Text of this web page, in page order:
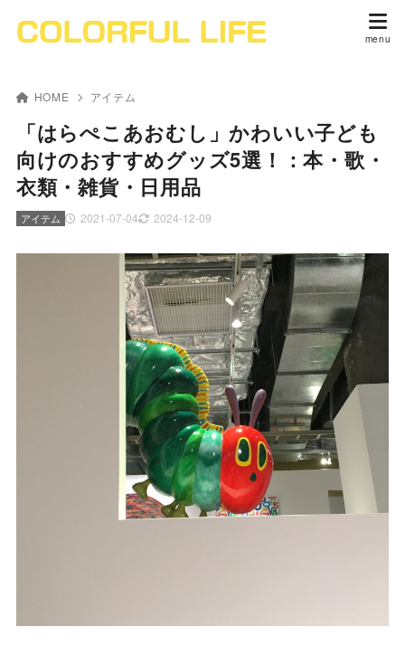
HOME アイテム
「はらぺこあおむし」かわいい子ども
向けのおすすめグッズ5選！：本・歌・
衣類・雑貨・日用品
2021-07-04 2024-12-09
アイテム